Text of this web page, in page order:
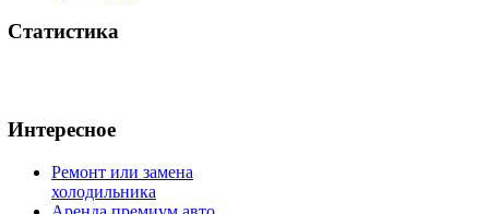
Статистика
Интересное
Ремонт или замена
холодильника